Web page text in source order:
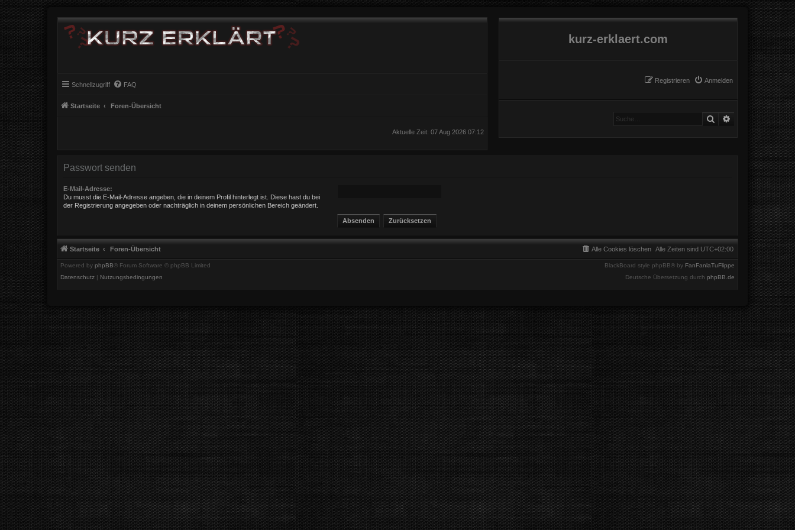
kurz-erklaert.com
Anmelden
Registrieren
Schnellzugriff FAQ
Startseite Foren-Übersicht
Suche Erweiterte Suche
Aktuelle Zeit: 07 Aug 2026 07:12
Passwort senden
E-Mail-Adresse:
Du musst die E-Mail-Adresse angeben, die in deinem Profil hinterlegt ist. Diese hast du bei
der Registrierung angegeben oder nachträglich in deinem persönlichen Bereich geändert.
Startseite Foren-Übersicht Alle Zeiten sind UTC+02:00
Alle Cookies löschen
Powered by phpBB® Forum Software © phpBB Limited BlackBoard style phpBB® by FanFanlaTuFlippe
Deutsche Übersetzung durch phpBB.de
Datenschutz | Nutzungsbedingungen